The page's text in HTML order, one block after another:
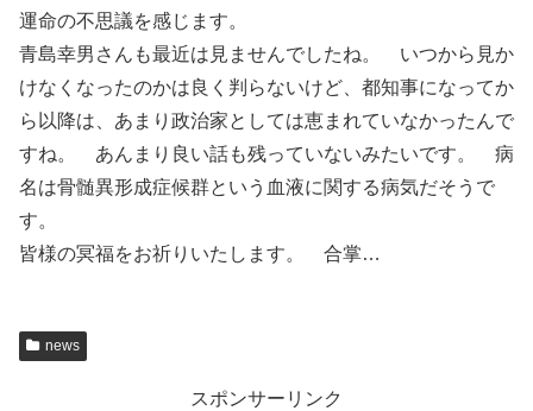
運命の不思議を感じます。
青島幸男さんも最近は見ませんでしたね。 いつから見か
けなくなったのかは良く判らないけど、都知事になってか
ら以降は、あまり政治家としては恵まれていなかったんで
すね。 あんまり良い話も残っていないみたいです。 病
名は骨髄異形成症候群という血液に関する病気だそうで
す。
皆様の冥福をお祈りいたします。 合掌…
news
スポンサーリンク